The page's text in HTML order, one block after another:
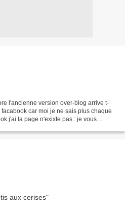
l'ancienne version over-blog arrive t-
car moi je ne sais plus chaque
j'ai la page n'exixte pas : je vous